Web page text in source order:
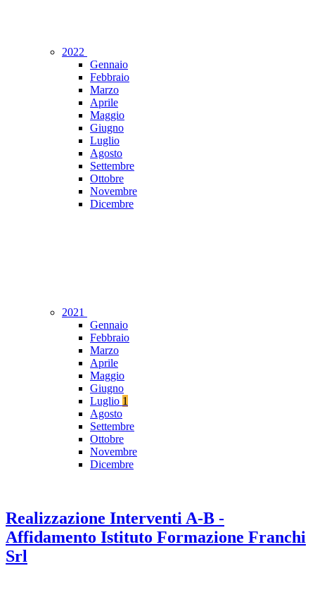
2022
Gennaio
Febbraio
Marzo
Aprile
Maggio
Giugno
Luglio
Agosto
Settembre
Ottobre
Novembre
Dicembre
2021
Gennaio
Febbraio
Marzo
Aprile
Maggio
Giugno
Luglio 1
Agosto
Settembre
Ottobre
Novembre
Dicembre
Realizzazione Interventi A-B -
Affidamento Istituto Formazione Franchi
Srl